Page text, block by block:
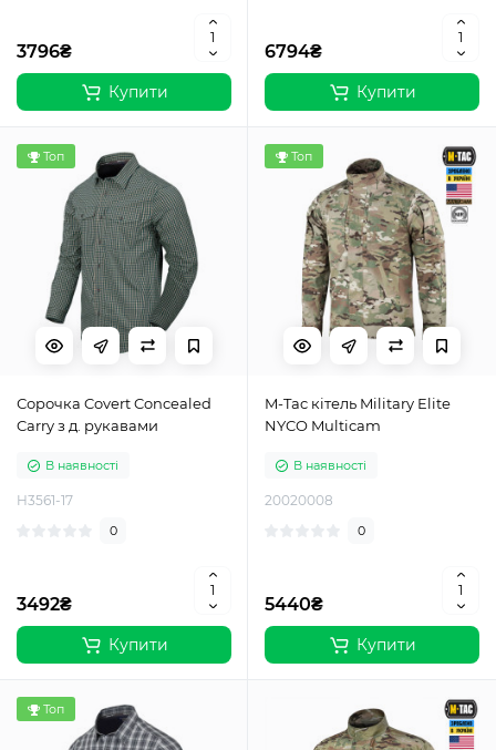
3796₴
Купити
6794₴
Купити
Топ
Сорочка Covert Concealed
Carry з д. рукавами
В наявності
H3561-17
0
3492₴
Купити
Топ
M-Tac кітель Military Elite
NYCO Multicam
В наявності
20020008
0
5440₴
Купити
Топ